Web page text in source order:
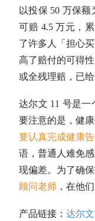
以投保 50 万保
可赔 4.5 万元，
了许多人「担心
高了赔付的可得
或全残理赔，已
达尔文 11 号是
要注意的是，健
要认真完成健康
语，普通人难免
现偏差。为了确
顾问老师 ，在他
产品链接： 达尔